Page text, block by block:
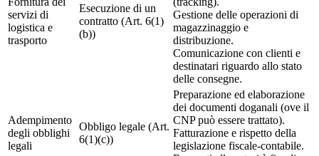
servizi di
logistica e
trasporto
Esecuzione di un
contratto (Art. 6(1)
(b))
Gestione delle operazioni di
magazzinaggio e
distribuzione.
Comunicazione con clienti e
destinatari riguardo allo stato
delle consegne.
Adempimento
degli obblighi
legali
Obbligo legale (Art.
6(1)(c))
Preparazione ed elaborazione
dei documenti doganali (ove il
CNP può essere trattato).
Fatturazione e rispetto della
legislazione fiscale-contabile.